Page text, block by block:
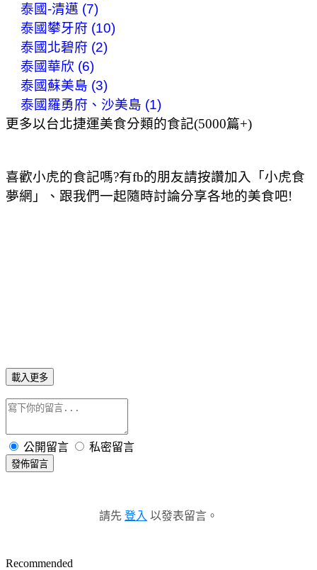
泰國-清邁 (7)
泰國攀牙府 (10)
泰國北碧府 (2)
泰國華欣 (6)
泰國蘇美島 (3)
泰國羅勇府、沙美島 (1)
更多以台北捷運美食分類的食記(5000篇+)
喜歡小虎的食記嗎?有fb的朋友請按讚加入「小虎食
夢網」、跟我們一起隨時討論分享各地的美食吧!
載入更多
公開留言 私密留言
發佈留言
請先 登入 以發表留言。
Recommended